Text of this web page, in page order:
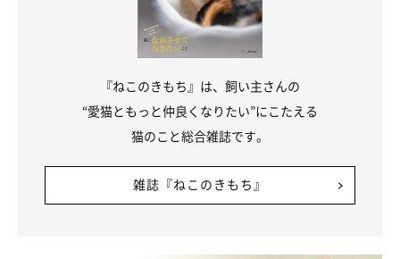
『ねこのきもち』は、飼い主さんの
“愛猫ともっと仲良くなりたい”にこたえる
猫のこと総合雑誌です。
雑誌『ねこのきもち』